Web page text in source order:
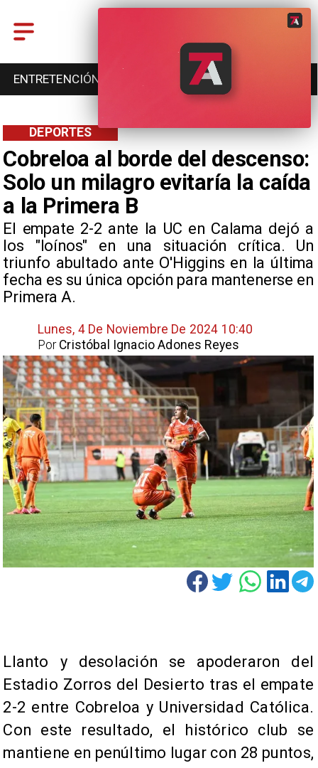
ENTRETENCIÓN
Cobreloa al borde del descenso:
Solo un milagro evitaría la caída
a la Primera B
El empate 2-2 ante la UC en Calama dejó a
los "loínos" en una situación crítica. Un
triunfo abultado ante O'Higgins en la última
fecha es su única opción para mantenerse en
Primera A.
DEPORTES
Lunes, 4 De Noviembre De 2024 10:40
Cristóbal Ignacio Adones Reyes
Por
Llanto y desolación se apoderaron del
Estadio Zorros del Desierto tras el empate
2-2 entre Cobreloa y Universidad Católica.
Con este resultado, el histórico club se
mantiene en penúltimo lugar con 28 puntos,